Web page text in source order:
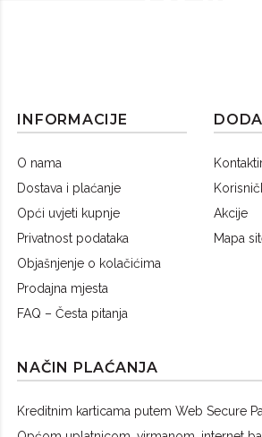
INFORMACIJE
O nama
Dostava i plaćanje
Opći uvjeti kupnje
Privatnost podataka
Objašnjenje o kolačićima
Prodajna mjesta
FAQ – Česta pitanja
Akcije
Mapa
NAČIN PLAĆANJA
Kreditnim karticama putem Web Secure